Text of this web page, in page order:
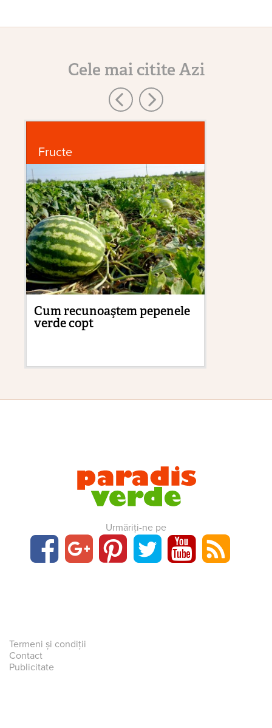
Cele mai citite Azi
Fructe
Cum recunoaştem pepenele
verde copt
Urmăriți-ne pe
Termeni și condiții
Contact
Publicitate